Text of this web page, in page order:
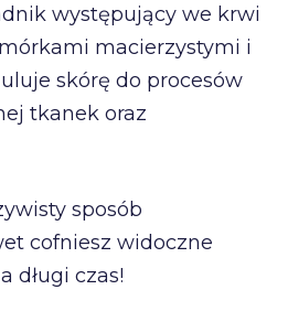
występujący we krwi
macierzystymi i
skórę do procesów
tkanek oraz
sposób
cofniesz widoczne
długi czas!